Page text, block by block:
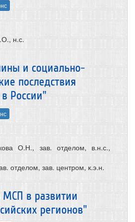
н.с.
и социально-
последствия
России"
О.Н., зав. отделом, в.н.с.,
отделом, зав. центром, к.э.н.
в развитии
регионов"